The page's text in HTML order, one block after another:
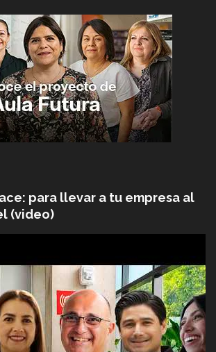
para llevar a tu empresa al
(video)